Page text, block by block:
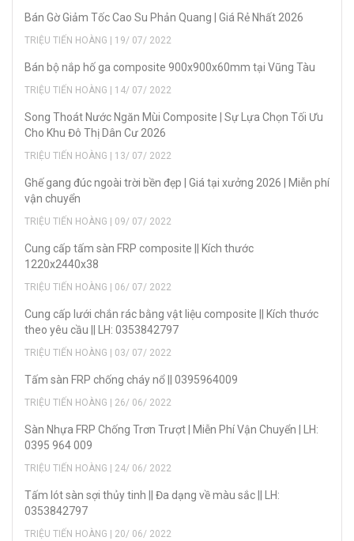
Bán Gờ Giảm Tốc Cao Su Phản Quang | Giá Rẻ Nhất 2026
TRIỆU TIẾN HOÀNG | 19/ 07/ 2022
Bán bộ nắp hố ga composite 900x900x60mm tại Vũng Tàu
TRIỆU TIẾN HOÀNG | 14/ 07/ 2022
Song Thoát Nước Ngăn Mùi Composite | Sự Lựa Chọn Tối Ưu
Cho Khu Đô Thị Dân Cư 2026
TRIỆU TIẾN HOÀNG | 13/ 07/ 2022
Ghế gang đúc ngoài trời bền đẹp | Giá tại xưởng 2026 | Miễn phí
vận chuyển
TRIỆU TIẾN HOÀNG | 09/ 07/ 2022
Cung cấp tấm sàn FRP composite || Kích thước
1220x2440x38
TRIỆU TIẾN HOÀNG | 06/ 07/ 2022
Cung cấp lưới chắn rác bằng vật liệu composite || Kích thước
theo yêu cầu || LH: 0353842797
TRIỆU TIẾN HOÀNG | 03/ 07/ 2022
Tấm sàn FRP chống cháy nổ || 0395964009
TRIỆU TIẾN HOÀNG | 26/ 06/ 2022
Sàn Nhựa FRP Chống Trơn Trượt | Miễn Phí Vận Chuyển | LH:
0395 964 009
TRIỆU TIẾN HOÀNG | 24/ 06/ 2022
Tấm lót sàn sợi thủy tinh || Đa dạng về màu sắc || LH:
0353842797
TRIỆU TIẾN HOÀNG | 20/ 06/ 2022